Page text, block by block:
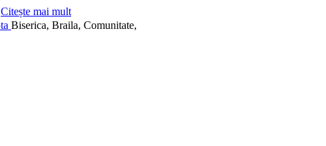
Citește mai mult
Biserica, Braila, Comunitate,